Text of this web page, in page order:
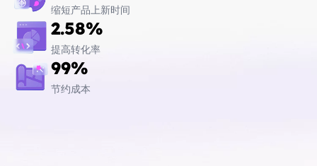
缩短产品上新时间
2.58%
提高转化率
99%
节约成本